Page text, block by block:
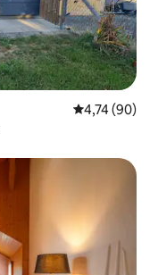
Calificación
4,74 (90)